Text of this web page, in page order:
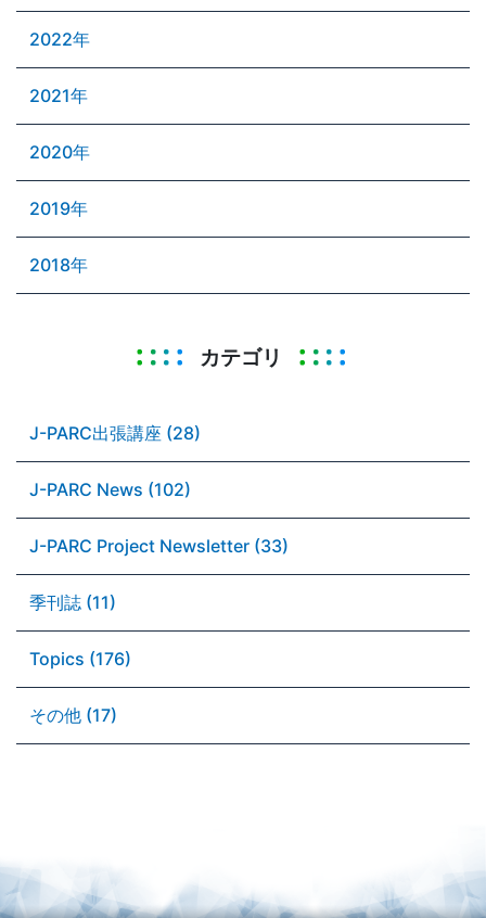
2022年
2021年
2020年
2019年
2018年
カテゴリ
J-PARC出張講座 (28)
J-PARC News (102)
J-PARC Project Newsletter (33)
季刊誌 (11)
Topics (176)
その他 (17)